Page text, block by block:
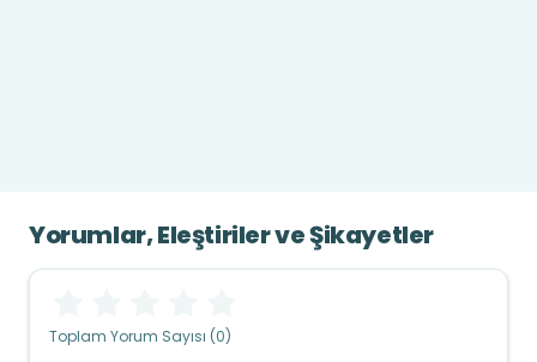
Yorumlar, Eleştiriler ve Şikayetler
Toplam Yorum Sayısı (0)